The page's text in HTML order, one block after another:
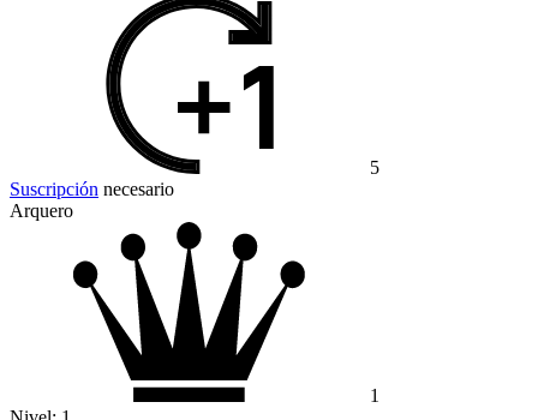
5
Suscripción necesario
Arquero
1